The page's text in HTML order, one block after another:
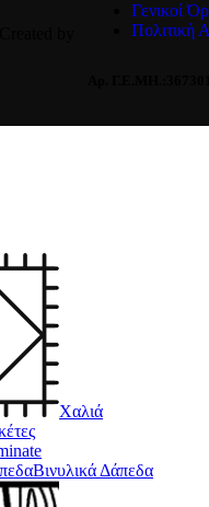
Γενικοί
Πολιτική
Χαλιά
Βινυλικά Δάπεδα